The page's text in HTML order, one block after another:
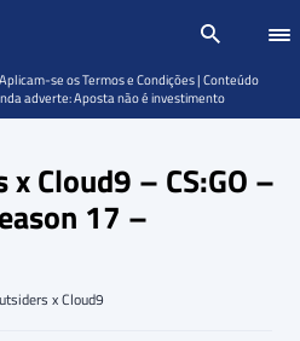
Cloud9 – CS:GO –
17 –
x Cloud9
se os Termos e Condições | Conteúdo
adverte: Aposta não é investimento